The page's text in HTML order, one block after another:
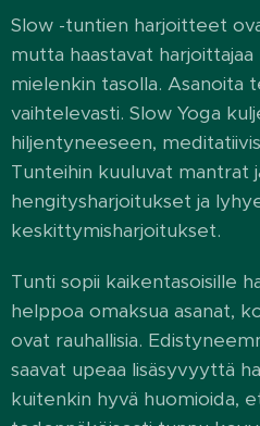
Slow -tuntien harjoitteet
mutta haastavat
mielenkin tasolla. Asanoita
vaihtelevasti. Slow Yoga
hiljentyneeseen,
Tunteihin kuuluvat mantrat
hengitysharjoitukset ja
keskittymisharjoitukset.
Tunti sopii kaikentasoisille
helppoa omaksua asanat,
ovat rauhallisia.
saavat upeaa lisäsyvyyttä
kuitenkin hyvä huomioida,